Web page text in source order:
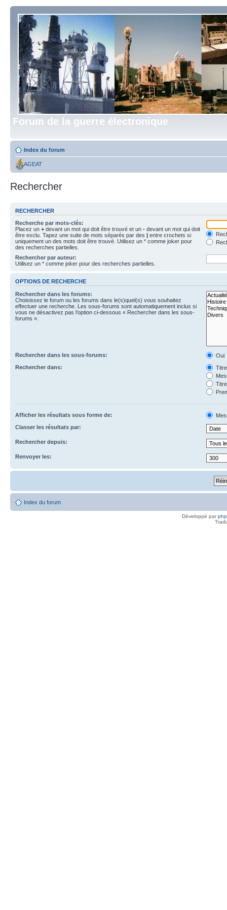
Forum de la guerre électronique
Index du forum
AGEAT
Rechercher
RECHERCHER
Recherche par mots-clés:
Placez un + devant un mot qui doit être trouvé et un - devant un mot qui doit
être exclu. Tapez une suite de mots séparés par des | entre crochets si
uniquement un des mots doit être trouvé. Utilisez un * comme joker pour
des recherches partielles.
Rechercher par auteur:
Utilisez un * comme joker pour des recherches partielles.
OPTIONS DE RECHERCHE
Rechercher dans les forums:
Choisissez le forum ou les forums dans le(s)quel(s) vous souhaitez
effectuer une recherche. Les sous-forums sont automatiquement inclus si
vous ne désactivez pas l’option ci-dessous « Rechercher dans les sous-
forums ».
Rechercher dans les sous-forums:
Oui
Rechercher dans:
Afficher les résultats sous forme de:
Classer les résultats par:
Rechercher depuis:
Renvoyer les:
Index du forum
Développé par